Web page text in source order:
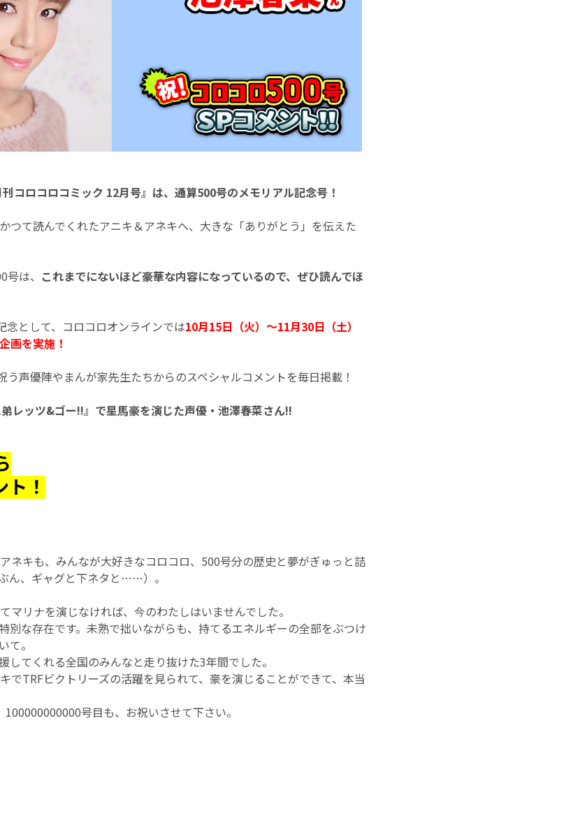
コロコロコミック 12月号』は、通算500号のメモリアル記念号！
つて読んでくれたアニキ＆アネキへ、大きな「ありがとう」を伝えた
は、 これまでにないほど豪華な内容になっているので、ぜひ読んでほ
念として、コロコロオンラインでは10月15日（火）～11月30日（土）
画を実施！
声優陣やまんが家先生たちからのスペシャルコメントを毎日掲載！
レッツ&ゴー!!』で星馬豪を演じた声優・池澤春菜さん!!
！
ネキも、みんなが大好きなコロコロ、500号分の歴史と夢がぎゅっと詰
ん、ギャグと下ネタと……）。
マリナを演じなければ、今のわたしはいませんでした。
別な存在です。未熟で拙いながらも、持てるエネルギーの全部をぶつけ
て。
してくれる全国のみんなと走り抜けた3年間でした。
でTRFビクトリーズの活躍を見られて、豪を演じることができて、本当
号目も、お祝いさせて下さい。